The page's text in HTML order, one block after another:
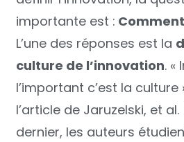
importante est :
L’une des réponses est la
culture de l’innovation. «
l’important c’est la culture
l’article de Jaruzelski, et al.
dernier, les auteurs